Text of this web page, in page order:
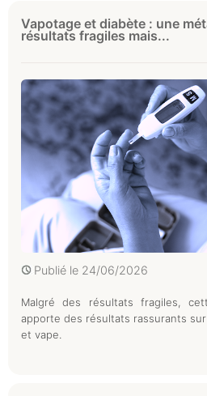
Vapotage et diabète : une
résultats fragiles mais...
Publié le 24/06/2026
Malgré des résultats fragiles,
apporte des résultats rassurants
et vape.